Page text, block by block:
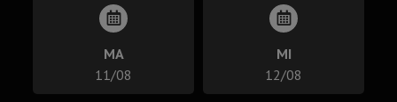
MA
11/08
MI
12/08